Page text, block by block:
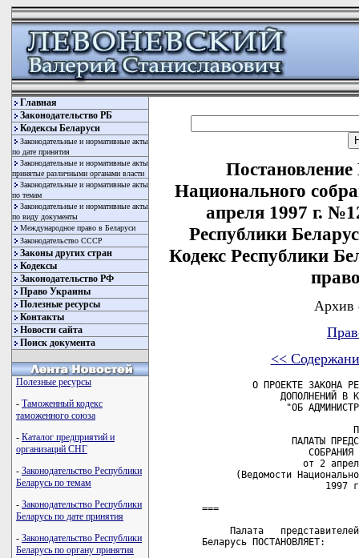
Главная
Законодательство РБ
Кодексы Беларуси
Законодательные и нормативные акты
по дате принятия
Законодательные и нормативные акты
принятые различными органами власти
Законодательные и нормативные акты
по темам
Законодательные и нормативные акты
по виду документы
Международное право в Беларуси
Законодательство СССР
Законы других стран
Кодексы
Законодательство РФ
Право Украины
Полезные ресурсы
Контакты
Новости сайта
Поиск документа
Полезные ресурсы
- Таможенный кодекс
таможенного союза
- Каталог предприятий и
организаций СНГ
- Законодательство Республики
Беларусь по темам
- Законодательство Республики
Беларусь по дате принятия
- Законодательство Республики
Беларусь по органу принятия
Национального
апреля 1997 г.
Республики
Кодекс Республики
Архив
<<
О ПРОЕКТЕ ЗАКОНА
ДОПОЛНЕНИЙ В
"ОБ
ПАЛАТЫ
СОБРАНИЯ
от 2
(Ведомости
1997
===
Палата
Беларусь ПОСТАНОВЛЯЕТ: